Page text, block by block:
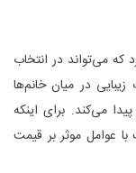
می‌تواند در انتخاب
در میان خانم‌ها
می‌کند. برای اینکه
عوامل موثر بر قیمت